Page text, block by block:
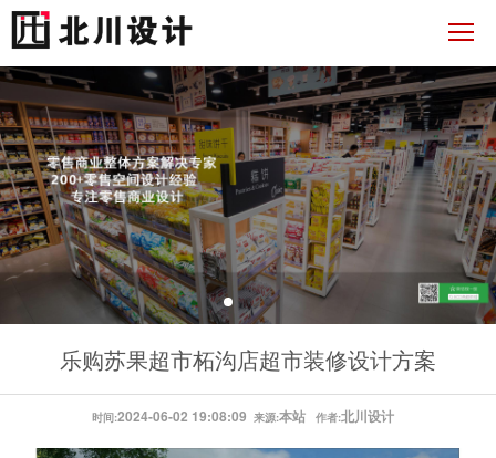
乐购苏果超市柘沟店超市装修设计方案
时间:2024-06-02 19:08:09 来源:本站 作者:北川设计